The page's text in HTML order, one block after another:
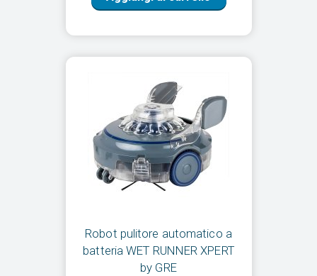
Robot pulitore automatico a
batteria WET RUNNER XPERT
by GRE